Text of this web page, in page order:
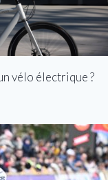
vélo électrique ?